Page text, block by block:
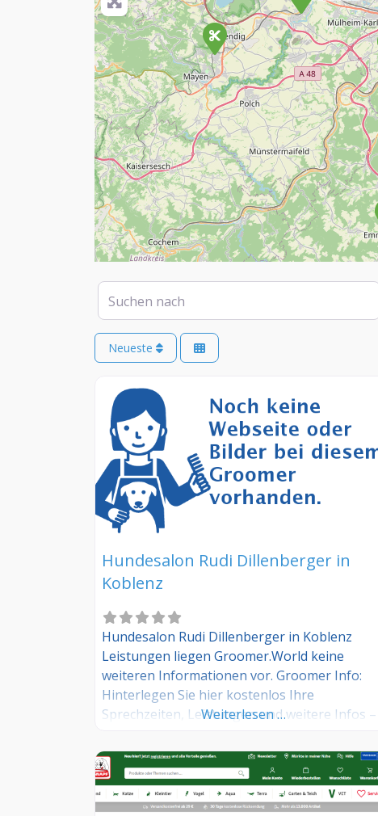
Suchen nach
Neueste
Hundesalon Rudi Dillenberger in
Koblenz
Hundesalon Rudi Dillenberger in Koblenz
Leistungen liegen Groomer.World keine
weiteren Informationen vor. Groomer Info:
Hinterlegen Sie hier kostenlos Ihre
Sprechzeiten, Leistungen und weitere Infos –
dieses Hundesalons? Dann teilen Sie Ihre
Erfahrungen über die Kommentarfunktion
unten mit anderen Hundebesitzer/innen!
Weiterlesen …